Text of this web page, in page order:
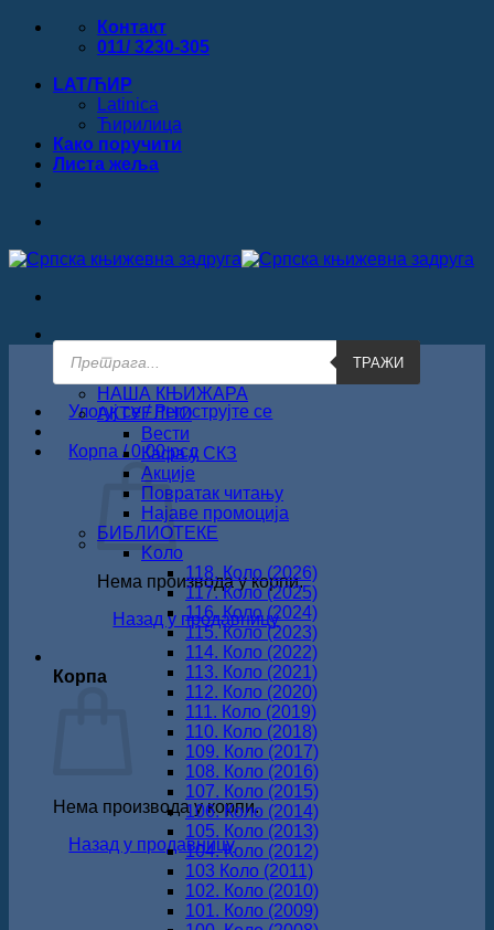
Прескочи
Контакт
011/ 3230-305
LAT/ЋИР
Latinica
Ћирилица
Како поручити
Листa жеља
Products
search
ТРАЖИ
Улогуј се / Региструјте се
Корпа /0.00рсд
Нема производа у корпи.
Назад у продавницу
Корпа
Нема производа у корпи.
Назад у продавницу
ПОЧЕТНА
НАША КЊИЖАРА
АКТУЕЛНО
Вести
Кафа у СКЗ
Акције
Повратак читању
Најаве промоција
БИБЛИОТЕКЕ
Koло
118. Коло (2026)
117. Коло (2025)
116. Коло (2024)
115. Коло (2023)
114. Коло (2022)
113. Коло (2021)
112. Коло (2020)
111. Коло (2019)
110. Коло (2018)
109. Коло (2017)
108. Коло (2016)
107. Коло (2015)
106. Коло (2014)
105. Коло (2013)
104. Коло (2012)
103 Коло (2011)
102. Коло (2010)
101. Коло (2009)